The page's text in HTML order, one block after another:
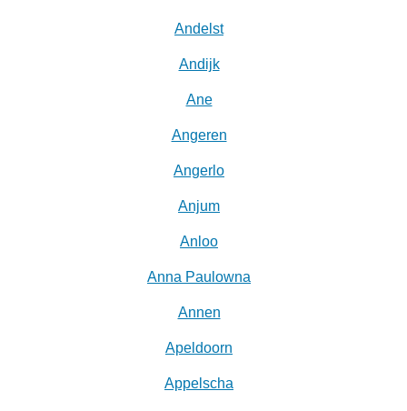
Andelst
Andijk
Ane
Angeren
Angerlo
Anjum
Anloo
Anna Paulowna
Annen
Apeldoorn
Appelscha